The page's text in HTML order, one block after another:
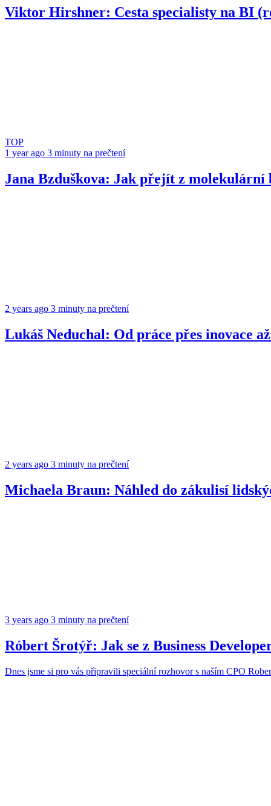
Viktor Hirshner: Cesta specialisty na BI
TOP
1 year ago 3 minuty na prečtení
Jana Bzduškova: Jak přejít z
2 years ago 3 minuty na prečtení
Lukáš Neduchal: Od práce přes inovace
2 years ago 3 minuty na prečtení
Michaela Braun: Náhled do zákulisí
3 years ago 3 minuty na prečtení
Róbert Šrotýř: Jak se z Business
Dnes jsme si pro vás připravili speciální rozhovor s naším CPO